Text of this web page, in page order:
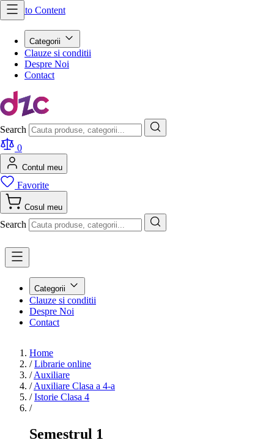
Skip to Content
Categorii
Clauze si conditii
Despre Noi
Contact
Search
0
Contul meu
Favorite
Cosul meu
Search
Categorii
Clauze si conditii
Despre Noi
Contact
Home
/ Librarie online
/ Auxiliare
/ Auxiliare Clasa a 4-a
/ Istorie Clasa 4
/
Semestrul 1